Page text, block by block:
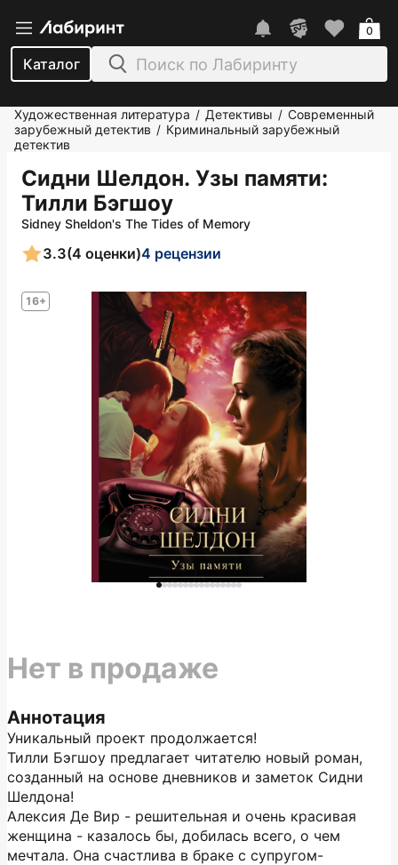
Каталог
0
Художественная литература / Детективы / Современный
зарубежный детектив / Криминальный зарубежный
детектив
Сидни Шелдон. Узы памяти:
Тилли Бэгшоу
Sidney Sheldon's The Tides of Memory
16+
3.3(4 оценки)4 рецензии
Аннотация
Уникальный проект продолжается!
Тилли Бэгшоу предлагает читателю новый роман,
созданный на основе дневников и заметок Сидни
Шелдона!
Алексия Де Вир - решительная и очень красивая
женщина - казалось бы, добилась всего, о чем
мечтала. Она счастлива в браке с супругом-
Нет в продаже